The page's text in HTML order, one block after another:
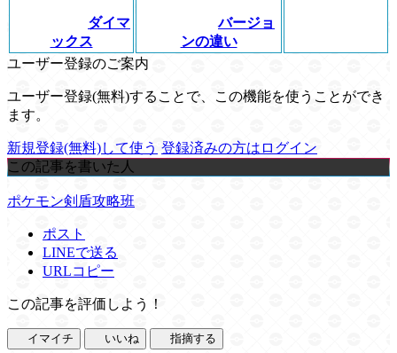
ダイマ
ックス
バージョ
ンの違い
ユーザー登録のご案内
ユーザー登録(無料)することで、この機能を使うことができ
ます。
新規登録(無料)して使う 登録済みの方はログイン
この記事を書いた人
ポケモン剣盾攻略班
ポスト
LINEで送る
URLコピー
この記事を評価しよう！
イマイチ いいね 指摘する